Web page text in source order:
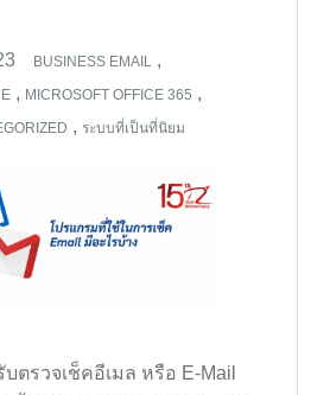
BUSINESS EMAIL ,
, MICROSOFT OFFICE 365 ,
, ระบบที่เป็นที่นิยม
ตรวจเช็คอีเมล หรือ E-Mail